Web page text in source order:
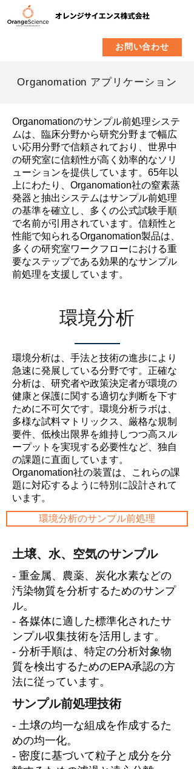
お問い合わせ
Organomation アプリケーション
Organomationのサンプル前処理システ
ムは、臨床分野から研究分野まで幅広
い応用分野で信頼されており、世界中
の研究室に信頼性が高く効率的なソリ
ューションを提供しています。65年以
上にわたり、Organomation社の窒素蒸
発器と抽出システムはサンプル前処理
の基準を確立し、多くの公式試験手順
で名前が引用されています。信頼性と
性能で知られるOrganomation製品は、
多くの研究室ワークフローにおける重
要なステップである効果的なサンプル
前処理を支援しています。
環境分析
環境分析は、手法と技術の進歩により
急速に発展している分野です。正確な
分析は、研究者や政策決定者が環境の
健康と保護に関する適切な判断を下す
ために不可欠です。環境分析ラボは、
多様な試料マトリックス、厳格な規制
要件、低検出限界を維持しつつ高スル
ープットを実現する必要性など、独自
の課題に直面しています。
Organomation社の装置は、これらの課
題に対応するように特別に設計されて
います。
環境分析のサンプル前処理
土壌、水、空気のサンプル
- 重金属、農薬、炭化水素などの
汚染物質を分析するためのサンプ
ル。
- 各媒体に適した標準化されたサ
ンプル収集技術を活用します。
- 分析手順は、特定の分析対象物
質を検出するためのEPA承認の方
法に従っています。
サンプル前処理技術
- 土壌の均一な組成を作成するた
めの均一化。
- 密度に基づいて粒子と成分を分